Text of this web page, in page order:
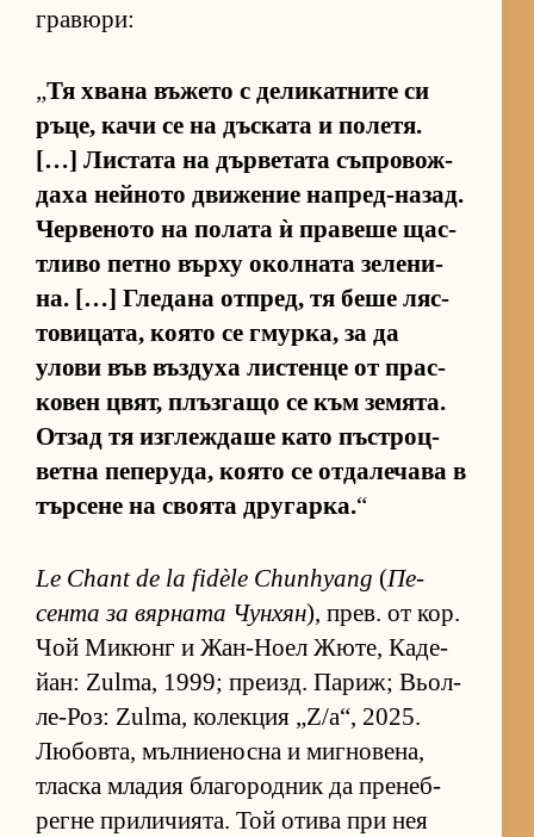
гра­вю­ри:
„Тя хвана въ­жето с де­ли­кат­ните си
ръ­це, качи се на дъс­ката и по­ле­тя.
[…] Лис­тата на дър­ве­тата съп­ро­вож­
даха ней­ното дви­же­ние нап­ред-на­зад.
Чер­ве­ното на по­лата ѝ пра­веше щас­
т­ливо петно върху окол­ната зе­ле­ни­
на. […] Гле­дана от­п­ред, тя беше ляс­
то­ви­ца­та, ко­ято се гмур­ка, за да
улови във въз­духа лис­тенце от прас­
ко­вен цвят, плъз­гащо се към зе­мя­та.
От­зад тя из­г­леж­даше като пъс­т­роц­
ветна пе­пе­ру­да, ко­ято се от­да­ле­чава в
тър­сене на сво­ята дру­гар­ка.“
Le Chant de la fidèle Chunhyang (Пе­
сента за вяр­ната Чун­хян), прев. от кор.
Чой Ми­кюнг и Жан-Ноел Жю­те, Ка­де­
йан: Zulma, 1999; пре­изд. Па­риж; Вьол-
ле-Роз: Zulma, ко­лек­ция „Z/a“, 2025.
Лю­бов­та, мъл­ни­е­носна и миг­но­ве­на,
тласка мла­дия бла­го­род­ник да пре­неб­
регне при­ли­чи­я­та. Той отива при нея